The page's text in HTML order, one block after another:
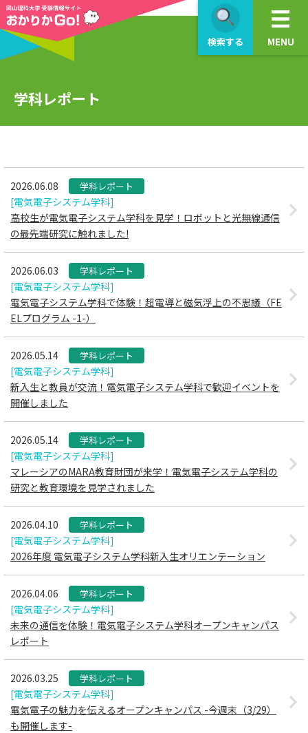
検索する MENU
学科レポート
2026.06.08 学科レポート
[電気電子システム学科]
高校生が電気電子システム学科を見学！ロボットと光無線通信
の最先端研究に触れました!
2026.06.03 学科レポート
[電気電子システム学科]
電気電子システム学科で体験！超電導と磁気浮上の不思議（FE
ELプログラム -1-）
2026.05.14 学科レポート
[電気電子システム学科]
新入生と教員が交流！電気電子システム学科で歓迎イベントを
開催しました
2026.05.14 学科レポート
[電気電子システム学科]
マレーシアのMARA教育財団が来学！電気電子システム学科の
研究と教育環境を見学されました
2026.04.10 学科レポート
[電気電子システム学科]
2026年度 電気電子システム学科新入生オリエンテーション
2026.04.06 学科レポート
[電気電子システム学科]
未来の通信を体験！電気電子システム学科オープンキャンパス
レポート
2026.03.25 学科レポート
[電気電子システム学科]
電気電子の魅力を伝えるオープンキャンパス -今週末（3/29）
も開催します-